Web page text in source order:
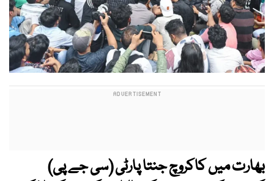
بھارت میں کاکروچ جنتا پارٹی (سی جے پی)